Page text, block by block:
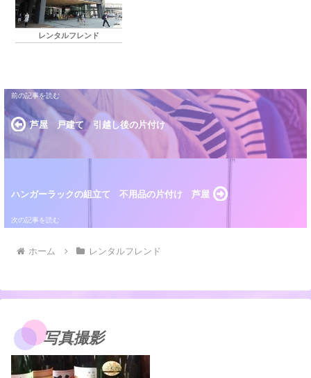
レンタルフレンド
芦屋 戸建て 引越し後の片付け
ハンガーラックの組立て 不用品の片付け 芦屋
ホーム レンタルフレンド
写真撮影